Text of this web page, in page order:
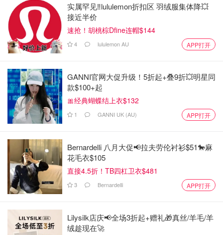
实属罕见‼️lululemon折扣区 羽绒服集体降💥
接近半价
速抢！胡桃棕Dfine连帽$144
4 lululemon AU APP打开
GANNI官网大促升级！5折起+叠9折💥明星同
款$100+起
🎀经典蝴蝶结上衣$132
1 GANNI UK (AU) APP打开
Bernardelli 八月大促📢拉夫劳伦衬衫$51🐎麻
花毛衣$105
直接4.5折！TB四杠卫衣$481
3 Bernardelli APP打开
Lilysilk店庆📢全场3折起+赠礼🎁真丝/羊毛/羊
绒趁现在🚀